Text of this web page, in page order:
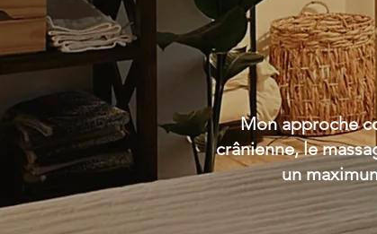
Mon approche
crânienne, le
un